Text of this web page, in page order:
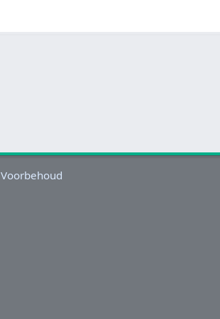
Voorbehoud